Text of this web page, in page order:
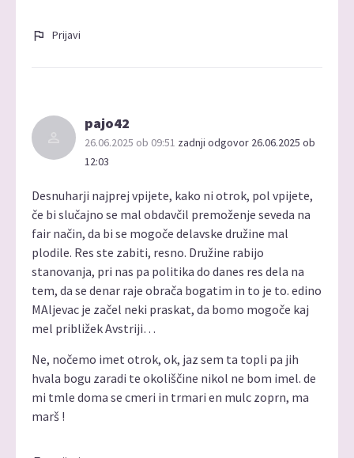
Prijavi
pajo42
26.06.2025 ob 09:51 zadnji odgovor 26.06.2025 ob
12:03
Desnuharji najprej vpijete, kako ni otrok, pol vpijete,
če bi slučajno se mal obdavčil premoženje seveda na
fair način, da bi se mogoče delavske družine mal
plodile. Res ste zabiti, resno. Družine rabijo
stanovanja, pri nas pa politika do danes res dela na
tem, da se denar raje obrača bogatim in to je to. edino
MAljevac je začel neki praskat, da bomo mogoče kaj
mel približek Avstriji…
Ne, nočemo imet otrok, ok, jaz sem ta topli pa jih
hvala bogu zaradi te okoliščine nikol ne bom imel. de
mi tmle doma se cmeri in trmari en mulc zoprn, ma
marš !